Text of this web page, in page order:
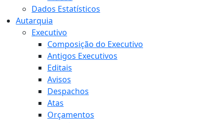
Dados Estatísticos
Autarquia
Executivo
Composição do Executivo
Antigos Executivos
Editais
Avisos
Despachos
Atas
Orçamentos